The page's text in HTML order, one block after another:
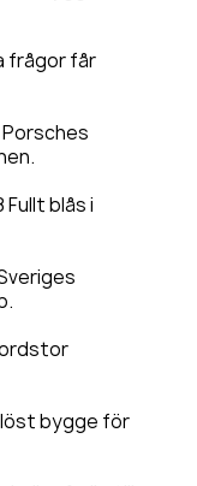
frågor får
Porsches
Fullt blås i
bygge för